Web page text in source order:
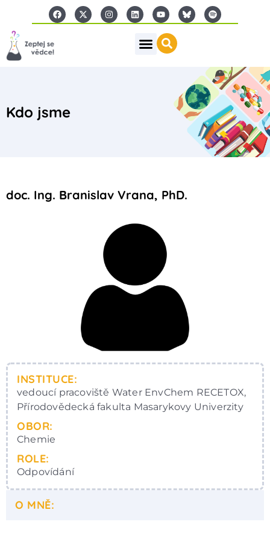
Kdo jsme
doc. Ing. Branislav Vrana, PhD.
INSTITUCE:
vedoucí pracoviště Water EnvChem RECETOX,
Přírodovědecká fakulta Masarykovy Univerzity
OBOR:
Chemie
ROLE:
Odpovídání
O MNĚ: